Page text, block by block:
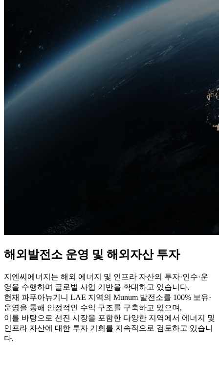
해외발전소 운영 및 해외자산 투자
지엔씨에너지는 해외 에너지 및 인프라 자산의 투자·인수·운
영을 수행하며 글로벌 사업 기반을 확대하고 있습니다.
현재 파푸아뉴기니 LAE 지역의 Munum 발전소를 100% 보유·
운영을 통해 안정적인 수익 구조를 구축하고 있으며,
이를 바탕으로 선진 시장을 포함한 다양한 지역에서 에너지 및
인프라 자산에 대한 투자 기회를 지속적으로 검토하고 있습니
다.